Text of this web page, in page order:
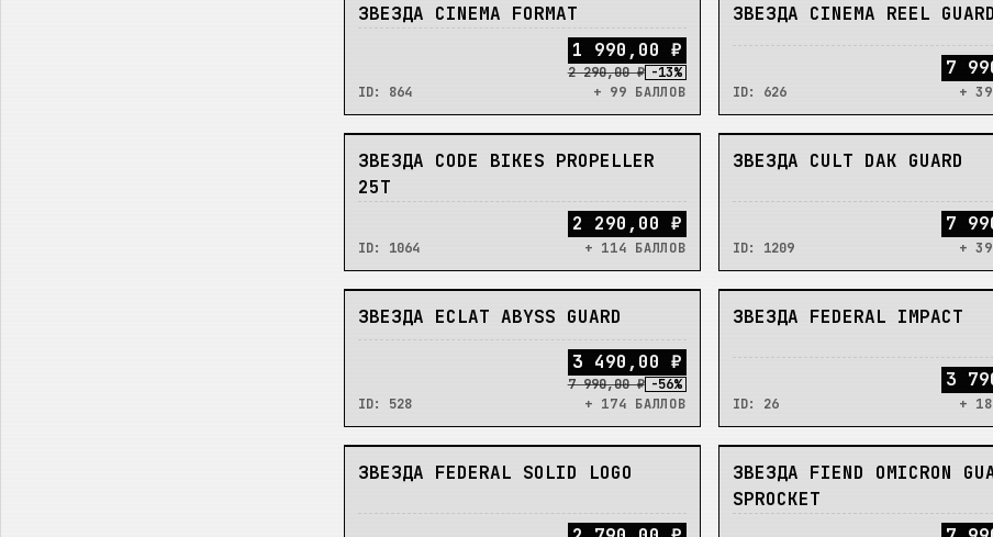
НЕТ
ЗВЕЗДА CINEMA FORMAT
ID: 864
1 990 , 00 ₽
2 290,00 ₽ -13%
+ 99 БАЛЛОВ
НЕТ
ЗВЕЗДА CINEMA REEL GUARD
ID: 626
7
+
НЕТ
ЗВЕЗДА CODE BIKES PROPELLER
25T
ID: 1064
2 290,00 ₽
+ 114 БАЛЛОВ
НЕТ
ЗВЕЗДА CULT DAK GUARD
ID: 1209
7
+
НЕТ
ЗВЕЗДА ECLAT ABYSS GUARD
ID: 528
3 490 , 00 ₽
7 990,00 ₽ -56%
+ 174 БАЛЛОВ
НЕТ
ЗВЕЗДА FEDERAL IMPACT
ID: 26
3
+
НЕТ
ЗВЕЗДА FEDERAL SOLID LOGO НЕТ
ЗВЕЗДА FIEND OMICRON
SPROCKET